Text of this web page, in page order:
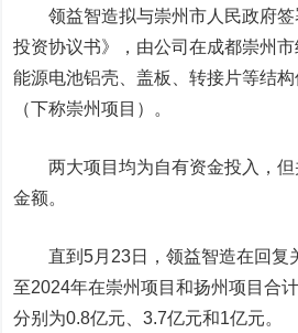
领益智造拟与崇州市人民政府签
投资协议书》，由公司在成都崇州
能源电池铝壳、盖板、转接片等结
（下称崇州项目）。
两大项目均为自有资金投入，但
金额。
直到5月23日，领益智造在回复
至2024年在崇州项目和扬州项目合
分别为0.8亿元、3.7亿元和1亿元。